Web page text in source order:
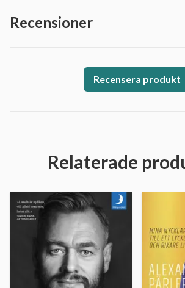
Recensioner
Recensera produkt
Relaterade